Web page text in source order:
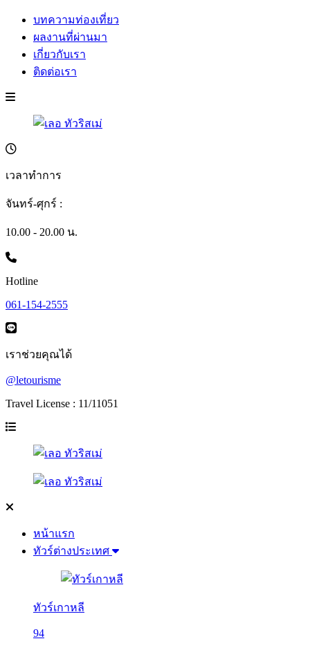
บทความท่องเที่ยว
ผลงานที่ผ่านมา
เกี่ยวกับเรา
ติดต่อเรา
เวลาทำการ
จันทร์-ศุกร์ :
10.00 - 20.00 น.
Hotline
061-154-2555
เราช่วยคุณได้
@letourisme
Travel License : 11/11051
หน้าแรก
ทัวร์ต่างประเทศ
ทัวร์เกาหลี
94